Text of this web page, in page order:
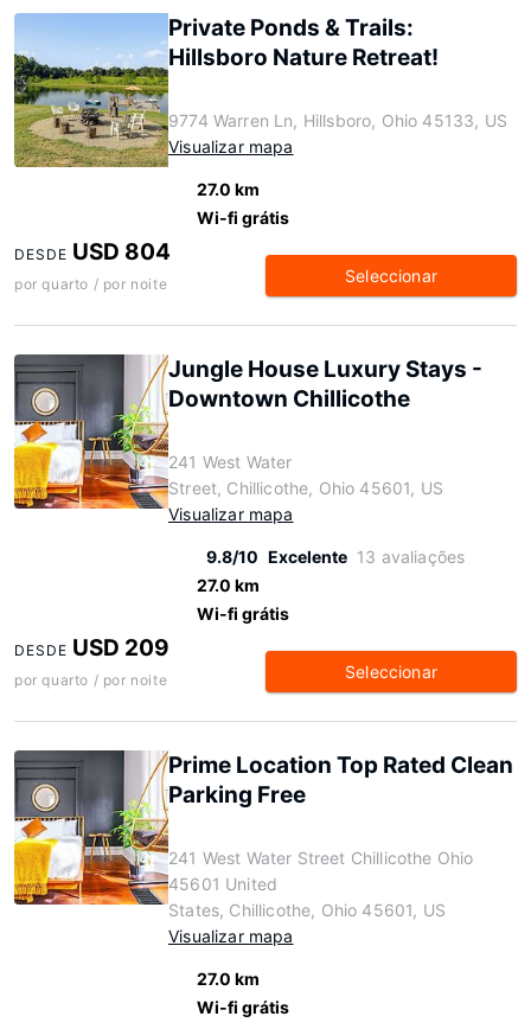
Private Ponds & Trails:
Hillsboro Nature Retreat!
9774 Warren Ln, Hillsboro, Ohio 45133, US
Visualizar mapa
27.0 km
Wi-fi grátis
DESDE USD 804
por quarto / por noite Seleccionar
Jungle House Luxury Stays -
Downtown Chillicothe
241 West Water
Street, Chillicothe, Ohio 45601, US
Visualizar mapa
9.8/10 Excelente 13 avaliações
27.0 km
Wi-fi grátis
DESDE USD 209
por quarto / por noite Seleccionar
Prime Location Top Rated Clean
Parking Free
241 West Water Street Chillicothe Ohio
45601 United
States, Chillicothe, Ohio 45601, US
Visualizar mapa
27.0 km
Wi-fi grátis